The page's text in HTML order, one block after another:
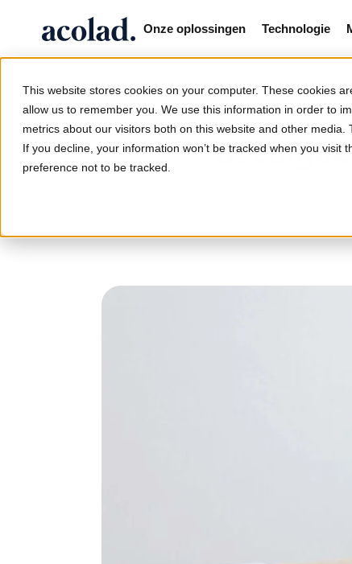
This website stores cookies on your computer. These cookies
allow us to remember you. We use this information in order to
metrics about our visitors both on this website and other
If you decline, your information won’t be tracked when you
preference not to be tracked.
Onze oplossingen Technologie